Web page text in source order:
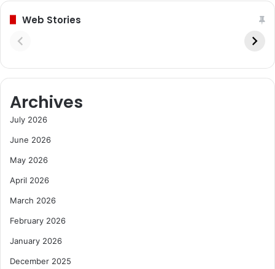
Web Stories
Archives
July 2026
June 2026
May 2026
April 2026
March 2026
February 2026
January 2026
December 2025